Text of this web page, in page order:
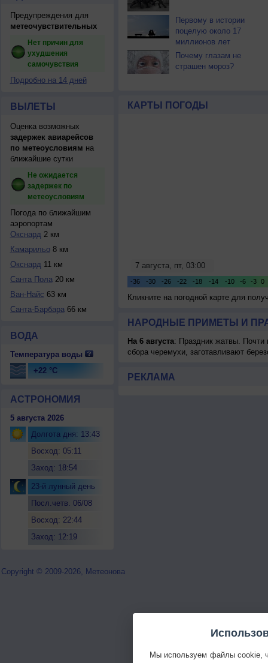
Предупреждения для
метеочувствительных
Нет причин для
ухудшения
самочувствия
Подробно на 14 дней
ВЫЛЕТЫ
Оценка возможных
задержек авиарейсов
по метеоусловиям на
ближайшие сутки
Не ожидается
задержек по
метеоусловиям
Погода по ближайшим
аэропортам
Окснард 2 км
Камарильо8 км
Окснард 11 км
Санта Пола20 км
Ван-Найс 63 км
Санта-Барбара66 км
ВОДА
Температура воды
+22 °C
АСТРОНОМИЯ
5 августа 2026
Долгота дня: 13:43
Восход: 05:11
Заход: 18:54
23-й лунный день
Посл.четв. 06/08
Восход: 22:44
Заход: 12:19
Первому в истории
поцелую около 17
миллионов лет
Почему глазам не
страшен мороз?
КАРТЫ ПОГОДЫ
Кликните на погодной карте для
НАРОДНЫЕ ПРИМЕТЫ И
На 6 августа: Праздник жатвы. Почти
сбора черемухи, заготавливают
РЕКЛАМА
Copyright © 2009-2026, Метеонова
Мы используем файлы cookie,